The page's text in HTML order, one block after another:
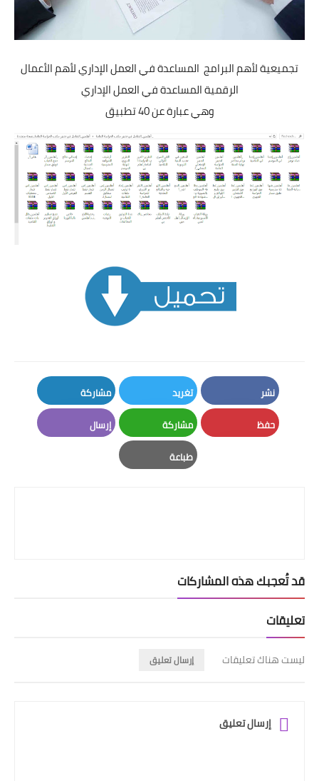
تجميعية لأهم البرامج المساعدة في العمل الإداري لأهم الأعمال
الرقمية المساعدة في العمل الإداري
وهي عبارة عن 40 تطبيق
نشر
Facebook
تغريد
Twitter
مشاركة
LinkedIn
حفظ مشاركة
Whatsapp
إرسال
طباعة
قد تُعجبك هذه المشاركات
تعليقات
ليست هناك تعليقات إرسال تعليق
إرسال تعليق